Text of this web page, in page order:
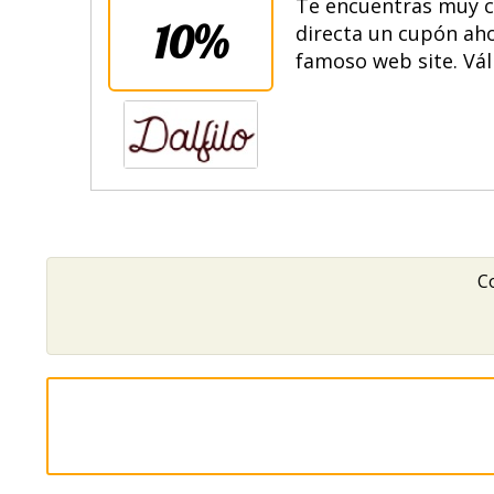
10%
Te encuentras muy
directa un cupón
famoso web site.